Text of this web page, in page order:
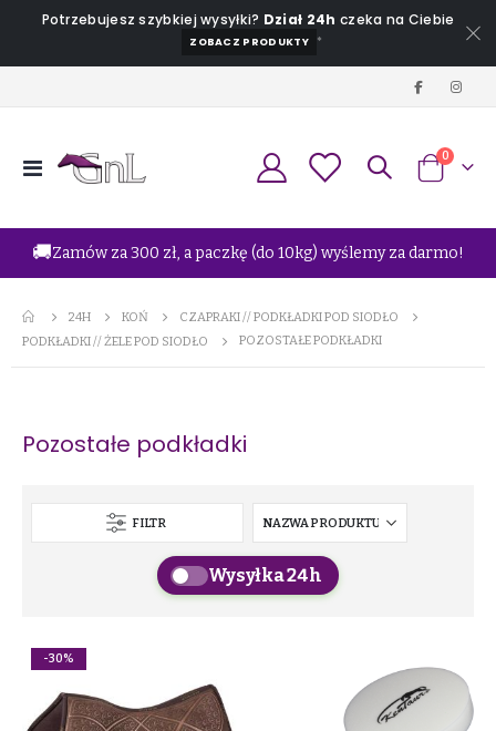
Potrzebujesz szybkiej wysyłki? Dział 24h czeka na Ciebie
ZOBACZ PRODUKTY *
Przełącznik
Koszyk
0
🚚Zamów za 300 zł, a paczkę (do 10kg) wyślemy za darmo!
24H KOŃ
CZAPRAKI // PODKŁADKI POD SIODŁO
PODKŁADKI // ŻELE POD SIODŁO
POZOSTAŁE PODKŁADKI
Pozostałe podkładki
FILTR
Wysyłka 24h
-30%